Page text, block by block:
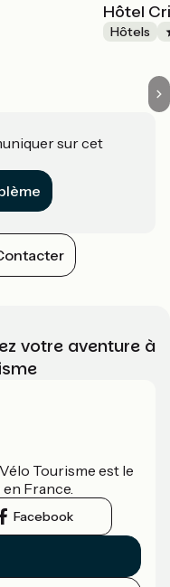
Hôtel
Hôtels
sur cet
votre aventure à
Tourisme est le
France.
Facebook